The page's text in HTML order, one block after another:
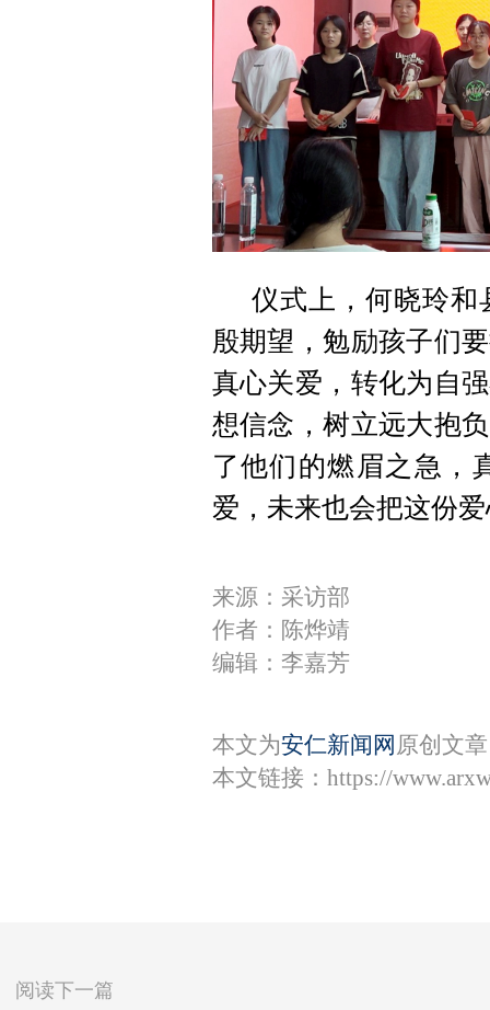
仪式上，何晓玲和
殷期望，勉励孩子们
真心关爱，转化为自
想信念，树立远大抱
了他们的燃眉之急，
爱，未来也会把这份
来源：采访部
作者：陈烨靖
编辑：李嘉芳
本文为安仁新闻网 原创文
本文链接： https://
阅读下一篇